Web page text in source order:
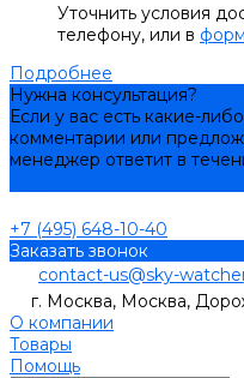
Уточнить условия
телефону, или в
Подробнее
Нужна консультация?
Если у вас есть какие-
комментарии или
менеджер ответит в
+7 (495) 648-10-40
Заказать звонок
contact-us@sky-
г. Москва, Москва,
О компании
Товары
Помощь